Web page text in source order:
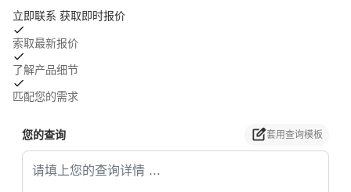
立即联系 获取即时报价
索取最新报价
了解产品细节
匹配您的需求
您的查询 套用查询模板